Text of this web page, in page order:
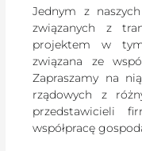
Jednym z
związanych z
projektem w
związana ze
Zapraszamy na
rządowych z
przedstawicieli
współpracę